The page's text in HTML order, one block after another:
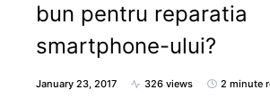
bun pentru reparatia
smartphone-ului?
January 23, 2017 326 views 2 minute